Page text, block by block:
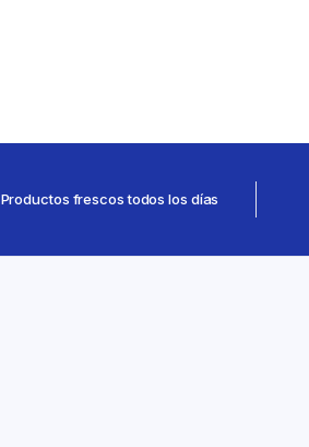
Productos frescos todos los días